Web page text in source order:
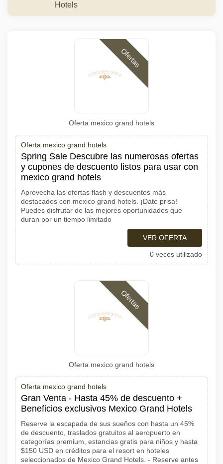
Hotels
Ofertas
Oferta mexico grand hotels
Oferta mexico grand hotels
Spring Sale Descubre las numerosas ofertas
y cupones de descuento listos para usar con
mexico grand hotels
Aprovecha las ofertas flash y descuentos más
destacados con mexico grand hotels. ¡Date prisa!
Puedes disfrutar de las mejores oportunidades que
duran por un tiempo limitado
VER OFERTA
0 veces utilizado
Ofertas
Oferta mexico grand hotels
Oferta mexico grand hotels
Gran Venta - Hasta 45% de descuento +
Beneficios exclusivos Mexico Grand Hotels
Reserve la escapada de sus sueños con hasta un 45%
de descuento, traslados gratuitos al aeropuerto en
categorías premium, estancias gratis para niños y hasta
$150 USD en créditos para el resort en hoteles
seleccionados de Mexico Grand Hotels. - Reserve antes